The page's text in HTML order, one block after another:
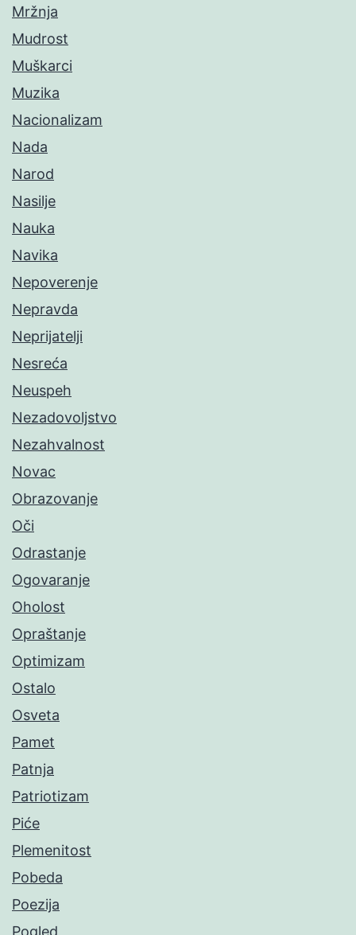
Mržnja
Mudrost
Muškarci
Muzika
Nacionalizam
Nada
Narod
Nasilje
Nauka
Navika
Nepoverenje
Nepravda
Neprijatelji
Nesreća
Neuspeh
Nezadovoljstvo
Nezahvalnost
Novac
Obrazovanje
Oči
Odrastanje
Ogovaranje
Oholost
Opraštanje
Optimizam
Ostalo
Osveta
Pamet
Patnja
Patriotizam
Piće
Plemenitost
Pobeda
Poezija